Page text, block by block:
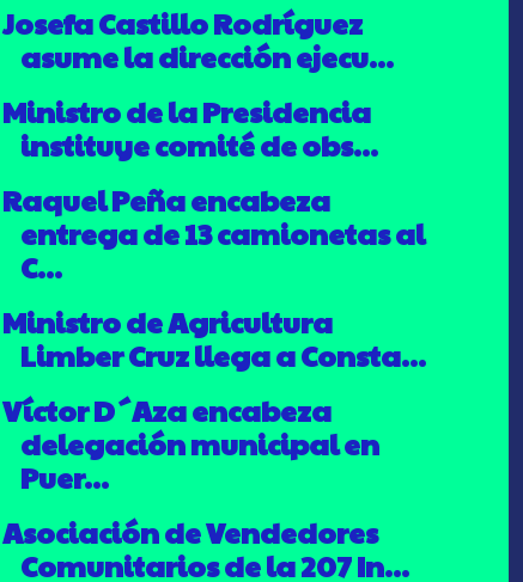
Josefa Castillo Rodríguez
asume la dirección ejecu...
Ministro de la Presidencia
instituye comité de obs...
Raquel Peña encabeza
entrega de 13 camionetas al
C...
Ministro de Agricultura
Limber Cruz llega a Consta...
Víctor D´Aza encabeza
delegación municipal en
Puer...
Asociación de Vendedores
Comunitarios de la 207 In...